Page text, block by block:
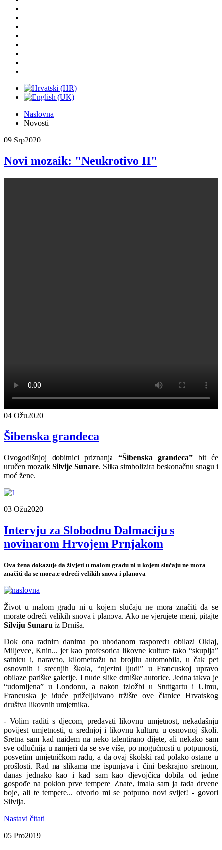
Naslovna
Novosti
09 Srp2020
Novi mozaik: "Neukrotivo II"
04 Ožu2020
Šibenska grandeca
Ovogodišnjoj dobitnici priznanja “Šibenska grandeca” bit će
uručen mozaik Silvije Sunare. Slika simbolizira beskonačnu snagu i
moć žene.
03 Ožu2020
Intervju za Slobodnu Dalmaciju s
novinarom Hrvojem Prnjakom
Ova žena dokazuje da živjeti u malom gradu ni u kojem slučaju ne mora
značiti da se morate odreći velikih snova i planova
Život u malom gradu ni u kojem slučaju ne mora značiti da se
morate odreći velikih snova i planova. Ako ne vjerujete meni, pitajte
Silviju Sunaru iz Drniša.
Dok ona radnim danima po uhodanom rasporedu obilazi Oklaj,
Miljevce, Knin... jer kao profesorica likovne kulture tako “skuplja”
satnicu i, naravno, kilometražu na brojilu automobila, u čak pet
osnovnih i srednjih škola, “njezini ljudi” u Francuskoj upravo
obilaze pariške galerije. I nude slike drniške autorice. Jedna takva je
“udomljena” u Londonu, a nakon izložbi u Stuttgartu i Ulmu,
Francuska je iduće priželjkivano tržište ove članice Hrvatskog
društva likovnih umjetnika.
- Volim raditi s djecom, predavati likovnu umjetnost, nekadašnju
povijest umjetnosti, u srednjoj i likovnu kulturu u osnovnoj školi.
Sretna sam kad naiđem na neko talentirano dijete, ali nekako sam
sve odlučnija u namjeri da se sve više, po mogućnosti u potpunosti,
posvetim umjetničkom radu, a da ovaj školski rad polako ostane u
prošlosti. Rad na slikama me ispunjava i čini beskrajno sretnom,
danas jednako kao i kad sam kao djevojčica dobila od jedne
gospođe na poklon prve tempere. Znate, imala sam ja tada drvene
boje, ali te tempere... otvorio mi se potpuno novi svijet! - govori
Silvija.
Nastavi čitati
05 Pro2019